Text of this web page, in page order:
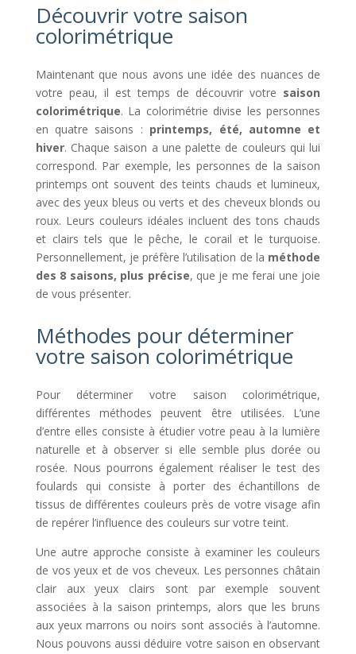
Découvrir votre saison
colorimétrique
Maintenant que nous avons une idée des nuances de
votre peau, il est temps de découvrir votre saison
colorimétrique. La colorimétrie divise les personnes
en quatre saisons : printemps, été, automne et
hiver. Chaque saison a une palette de couleurs qui lui
correspond. Par exemple, les personnes de la saison
printemps ont souvent des teints chauds et lumineux,
avec des yeux bleus ou verts et des cheveux blonds ou
roux. Leurs couleurs idéales incluent des tons chauds
et clairs tels que le pêche, le corail et le turquoise.
Personnellement, je préfère l’utilisation de la méthode
des 8 saisons, plus précise, que je me ferai une joie
de vous présenter.
Méthodes pour déterminer
votre saison colorimétrique
Pour déterminer votre saison colorimétrique,
différentes méthodes peuvent être utilisées. L’une
d’entre elles consiste à étudier votre peau à la lumière
naturelle et à observer si elle semble plus dorée ou
rosée. Nous pourrons également réaliser le test des
foulards qui consiste à porter des échantillons de
tissus de différentes couleurs près de votre visage afin
de repérer l’influence des couleurs sur votre teint.
Une autre approche consiste à examiner les couleurs
de vos yeux et de vos cheveux. Les personnes châtain
clair aux yeux clairs sont par exemple souvent
associées à la saison printemps, alors que les bruns
aux yeux marrons ou noirs sont associés à l’automne.
Nous pouvons aussi déduire votre saison en observant